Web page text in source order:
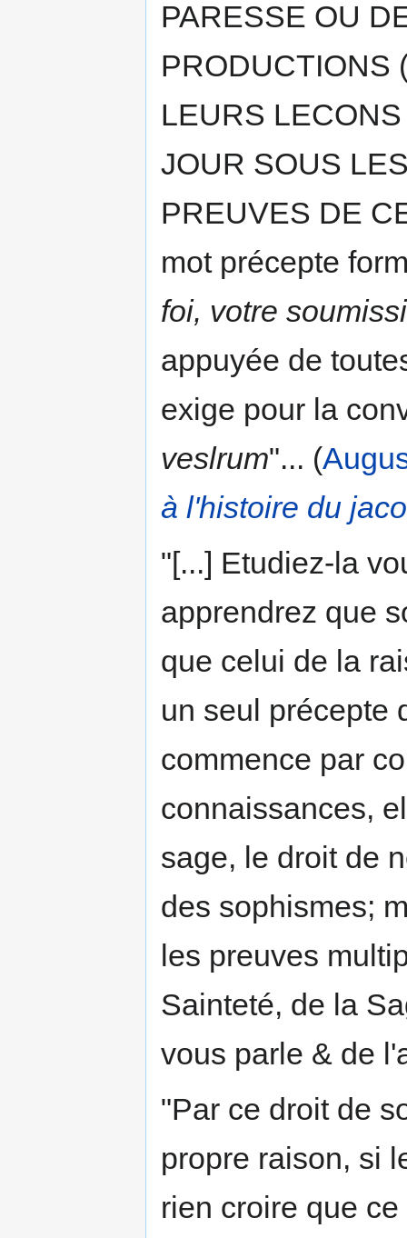
PARESSE OU
PRODUCTIONS
LEURS
JOUR SOUS
PREUVES DE
mot précepte
foi, votre
appuyée de
exige pour la
veslrum"... (
à l'histoire du
"[...] Etudiez-la
apprendrez que
que celui de la
un seul précepte
commence par
connaissances,
sage, le droit de
des sophismes;
les preuves
Sainteté, de la
vous parle & de
"Par ce droit de
propre raison, si
rien croire que